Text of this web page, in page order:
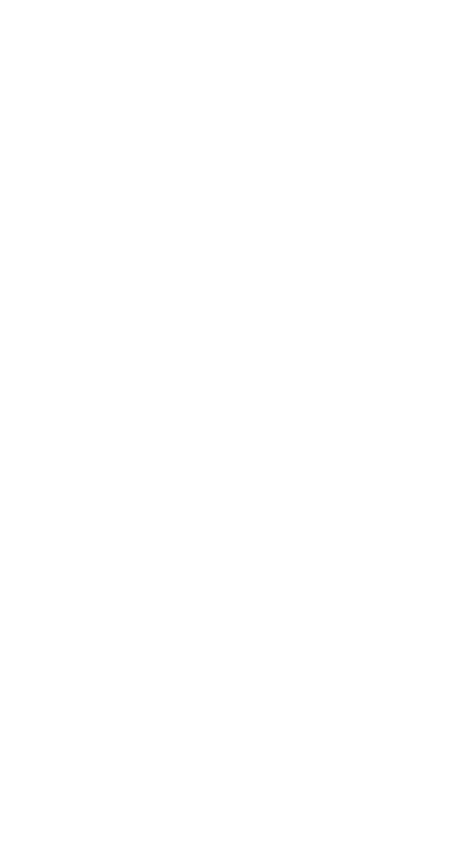
wochentipps/398228/index.php
wochentipps/398636/index.php